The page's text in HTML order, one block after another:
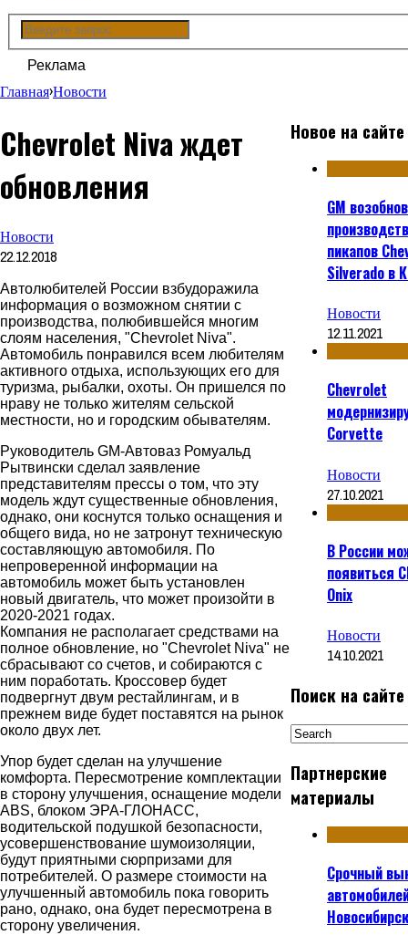
Реклама
Главная›Новости
Chevrolet Niva ждет
обновления
Новости
22.12.2018
Автолюбителей России взбудоражила
информация о возможном снятии с
производства, полюбившейся многим
слоям населения, "Chevrolet Niva".
Автомобиль понравился всем любителям
активного отдыха, использующих его для
туризма, рыбалки, охоты. Он пришелся по
нраву не только жителям сельской
местности, но и городским обывателям.
Руководитель GM-Автоваз Ромуальд
Рытвински сделал заявление
представителям прессы о том, что эту
модель ждут существенные обновления,
однако, они коснутся только оснащения и
общего вида, но не затронут техническую
составляющую автомобиля. По
непроверенной информации на
автомобиль может быть установлен
новый двигатель, что может произойти в
2020-2021 годах.
Компания не располагает средствами на
полное обновление, но "Chevrolet Niva" не
сбрасывают со счетов, и собираются с
ним поработать. Кроссовер будет
подвергнут двум рестайлингам, и в
прежнем виде будет поставятся на рынок
около двух лет.
Упор будет сделан на улучшение
комфорта. Пересмотрение комплектации
в сторону улучшения, оснащение модели
ABS, блоком ЭРА-ГЛОНАСС,
водительской подушкой безопасности,
усовершенствование шумоизоляции,
будут приятными сюрпризами для
потребителей. О размере стоимости на
улучшенный автомобиль пока говорить
рано, однако, она будет пересмотрена в
сторону увеличения.
Новое на сайте
GM
пикапов
Silverado в
Новости
12.11.2021
Chevrolet
Corvette
Новости
27.10.2021
В России
появиться
Onix
Новости
14.10.2021
Поиск на сайте
Партнерские
материалы
Срочный